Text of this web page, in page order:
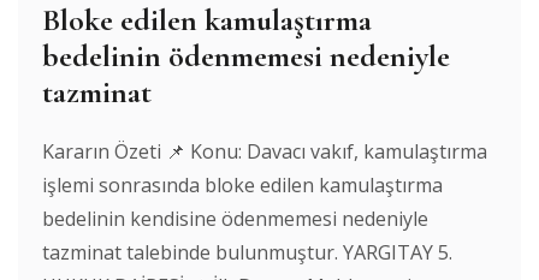
Bloke edilen kamulaştırma
bedelinin ödenmemesi nedeniyle
tazminat
Kararın Özeti 📌 Konu: Davacı vakıf, kamulaştırma
işlemi sonrasında bloke edilen kamulaştırma
bedelinin kendisine ödenmemesi nedeniyle
tazminat talebinde bulunmuştur. YARGITAY 5.